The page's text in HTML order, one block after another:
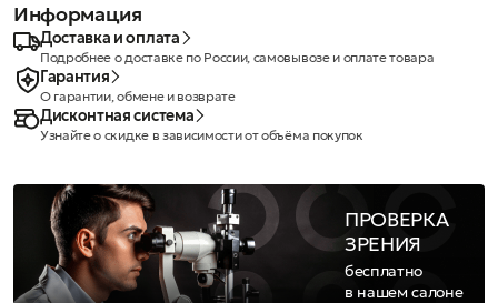
Информация
Доставка и оплата
Подробнее о доставке по России, самовывозе и оплате товара
Гарантия
О гарантии, обмене и возврате
Дисконтная система
Узнайте о скидке в зависимости от объёма покупок
ПРОВЕРКА
ЗРЕНИЯ
бесплатно
в нашем салоне